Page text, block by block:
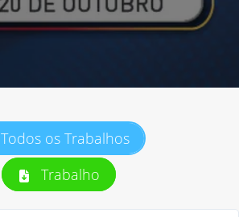
Todos os Trabalhos
Trabalho